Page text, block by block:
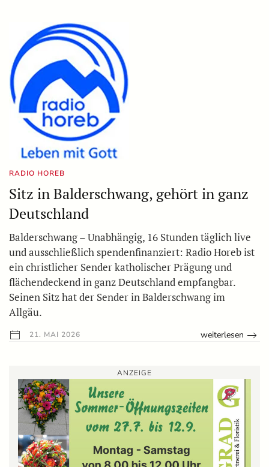
RADIO HOREB
Sitz in Balderschwang, gehört in ganz
Deutschland
Balderschwang – Unabhängig, 16 Stunden täglich live
und ausschließlich spendenfinanziert: Radio Horeb ist
ein christlicher Sender katholischer Prägung und
flächendeckend in ganz Deutschland empfangbar.
Seinen Sitz hat der Sender in Balderschwang im
Allgäu.
21. MAI 2026 weiterlesen
ANZEIGE